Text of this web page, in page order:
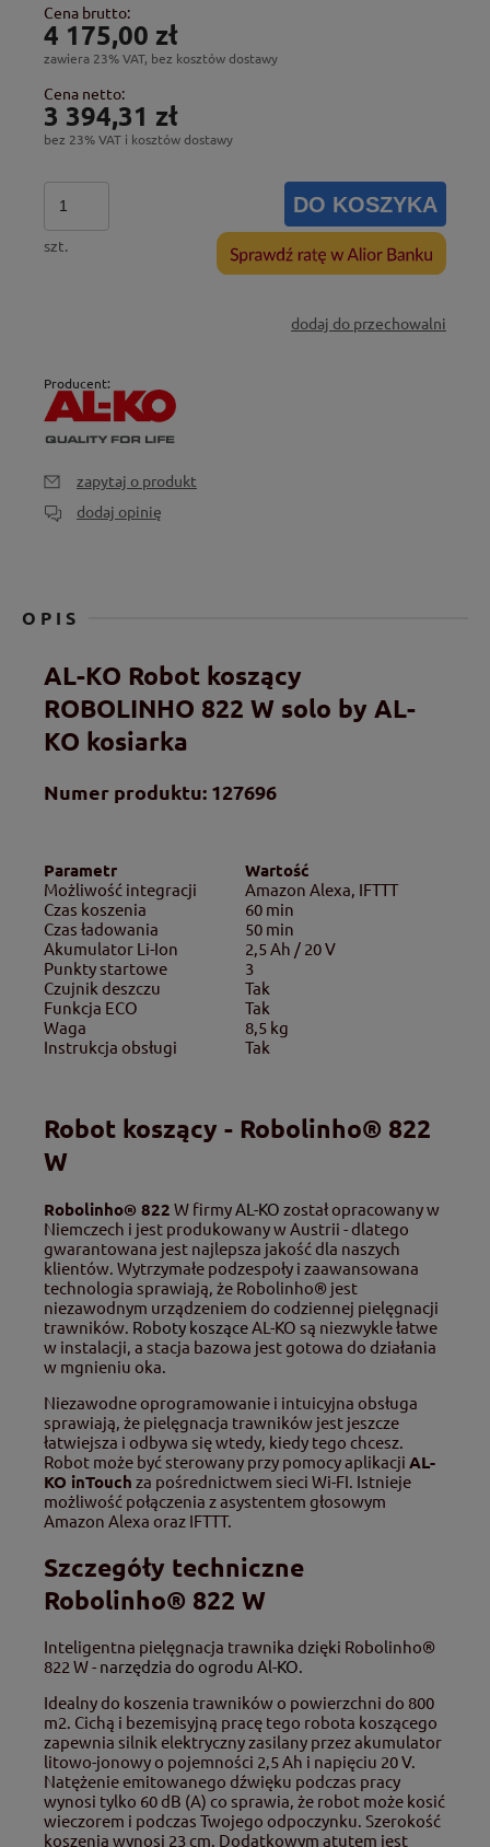
Cena brutto:
4 175,00 zł
zawiera 23% VAT, bez kosztów dostawy
Cena netto:
3 394,31 zł
bez 23% VAT i kosztów dostawy
szt.
DO KOSZYKA
dodaj do przechowalni
Producent:
zapytaj o produkt
dodaj opinię
OPIS
AL-KO Robot koszący
ROBOLINHO 822 W solo by AL-
KO kosiarka
Numer produktu: 127696
Parametr Wartość
Możliwość integracji
Amazon Alexa, IFTTT
Czas koszenia
60 min
Czas ładowania
50 min
Akumulator Li-Ion
2,5 Ah / 20 V
Punkty startowe
3
Czujnik deszczu
Tak
Funkcja ECO
Tak
Waga
8,5 kg
Instrukcja obsługi
Tak
Robot koszący - Robolinho® 822
W
Robolinho® 822 W firmyAL-KO został opracowany w
Niemczech i jest produkowany w Austrii - dlatego
gwarantowana jest najlepsza jakość dla naszych
klientów. Wytrzymałe podzespoły i zaawansowana
technologia sprawiają, że Robolinho® jest
niezawodnym urządzeniem do codziennej pielęgnacji
trawników. Roboty kosząceAL-KO są niezwykle łatwe
w instalacji, a stacja bazowa jest gotowa do działania
w mgnieniu oka.
Niezawodne oprogramowanie i intuicyjna obsługa
sprawiają, że pielęgnacja trawników jest jeszcze
łatwiejsza i odbywa się wtedy, kiedy tego chcesz.
Robot może być sterowany przy pomocy aplikacji AL-
KO inTouch za pośrednictwem sieci Wi-FI. Istnieje
możliwość połączenia z asystentem głosowym
Amazon Alexa oraz IFTTT.
Szczegóły techniczne
Robolinho® 822 W
Inteligentna pielęgnacja trawnika dzięki Robolinho®
822 W - narzędzia do ogrodu Al-KO.
Idealny do koszenia trawników o powierzchni do 800
m2. Cichą i bezemisyjną pracę tego robota koszącego
zapewnia silnik elektryczny zasilany przez akumulator
litowo-jonowy o pojemności 2,5 Ah i napięciu 20 V.
Natężenie emitowanego dźwięku podczas pracy
wynosi tylko 60 dB (A) co sprawia, że robot może kosić
wieczorem i podczas Twojego odpoczynku. Szerokość
koszenia wynosi 23 cm. Dodatkowym atutem jest